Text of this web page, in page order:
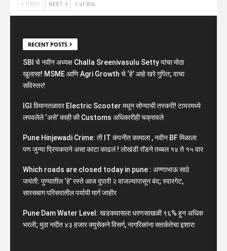
PREV NEXT 1 of 856
RECENT POSTS
SBI चे नवीन अध्यक्ष Challa Sreenivasulu Setty यांचा मोठा
खुलासा! MSME आणि Agri Growth चे ‘हे’ आहे खरे गुपित; वाचा
सविस्तर!
IGI विमानतळावर Electric Scooter मधून सोन्याची तस्करी! टायरमध्ये
लपवलेले ‘असे’ काही की Customs अधिकारीही चक्रावले
Pune Hinjewadi Crime: ती IT कंपनीत कामाला , नवीन BF मिळाला
पण जुन्या प्रियकराने असा काटा काढलं ! लोखंडी रॉडने तब्बल १४ ते १५ वार
Which roads are closed today in pune : अण्णाभाऊ साठे
जयंती: पुण्यातील ‘हे’ रस्ते आज दुपारी २ वाजल्यापासून बंद; स्वारगेट,
सारसबाग परिसरातील पर्यायी मार्ग जाहीर
Pune Dam Water Level: खडकवासला धरणसाखळी ९६% हून अधिक
भरली; मुठा नदीत ४३ हजार क्युसेकने विसर्ग, नागरिकांना सतर्कतेचा इशारा